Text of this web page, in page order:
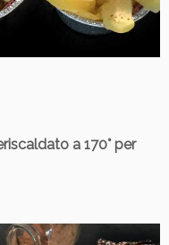
a 170° per